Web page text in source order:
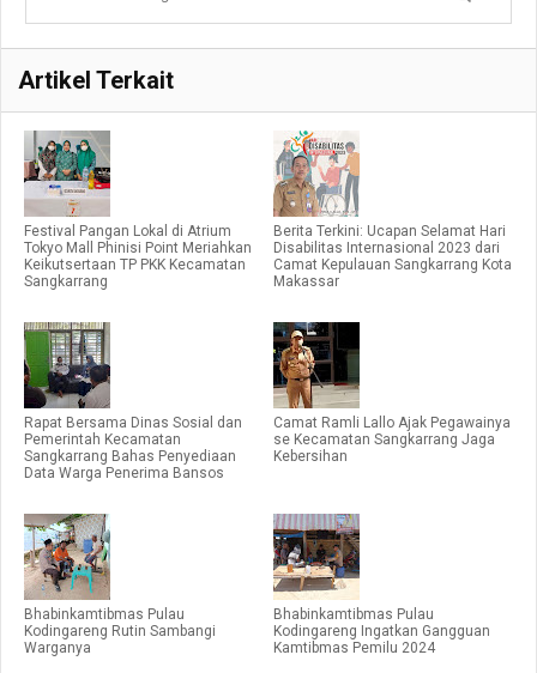
Artikel Terkait
Festival Pangan Lokal di Atrium
Tokyo Mall Phinisi Point Meriahkan
Keikutsertaan TP PKK Kecamatan
Sangkarrang
Berita Terkini: Ucapan Selamat Hari
Disabilitas Internasional 2023 dari
Camat Kepulauan Sangkarrang Kota
Makassar
Rapat Bersama Dinas Sosial dan
Pemerintah Kecamatan
Sangkarrang Bahas Penyediaan
Data Warga Penerima Bansos
Camat Ramli Lallo Ajak Pegawainya
se Kecamatan Sangkarrang Jaga
Kebersihan
Bhabinkamtibmas Pulau
Kodingareng Rutin Sambangi
Warganya
Bhabinkamtibmas Pulau
Kodingareng Ingatkan Gangguan
Kamtibmas Pemilu 2024